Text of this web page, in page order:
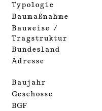
Typologie
Baumaßnahme
Bauweise /
Tragstruktur
Bundesland
Adresse
Baujahr
Geschosse
BGF